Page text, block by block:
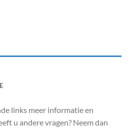
links meer informatie en
u andere vragen? Neem dan